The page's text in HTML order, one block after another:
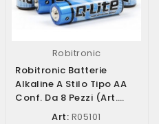
Robitronic
Robitronic Batterie
Alkaline A Stilo Tipo AA
Conf. Da 8 Pezzi (art.
Art: R05101